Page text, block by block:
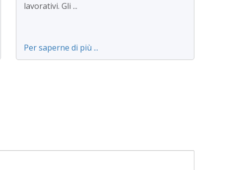
lavorativi. Gli ...
Per saperne di più ...